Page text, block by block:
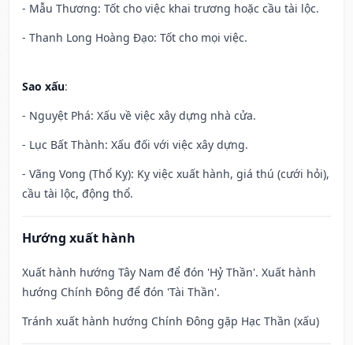
- Mẫu Thương: Tốt cho việc khai trương hoặc cầu tài lộc.
- Thanh Long Hoàng Đạo: Tốt cho mọi việc.
Sao xấu:
- Nguyệt Phá: Xấu về việc xây dựng nhà cửa.
- Lục Bất Thành: Xấu đối với việc xây dựng.
- Vãng Vong (Thổ Kỵ): Kỵ việc xuất hành, giá thú (cưới hỏi),
cầu tài lộc, động thổ.
Hướng xuất hành
Xuất hành hướng Tây Nam để đón 'Hỷ Thần'. Xuất hành
hướng Chính Đông để đón 'Tài Thần'.
Tránh xuất hành hướng Chính Đông gặp Hạc Thần (xấu)